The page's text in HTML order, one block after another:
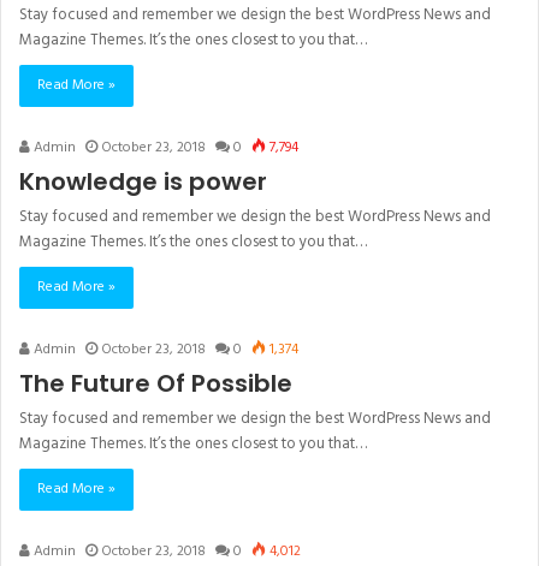
Stay focused and remember we design the best WordPress News and
Magazine Themes. It’s the ones closest to you that…
Read More »
Admin October 23, 2018 0 7,794
Knowledge is power
Stay focused and remember we design the best WordPress News and
Magazine Themes. It’s the ones closest to you that…
Read More »
Admin October 23, 2018 0 1,374
The Future Of Possible
Stay focused and remember we design the best WordPress News and
Magazine Themes. It’s the ones closest to you that…
Read More »
Admin October 23, 2018 0 4,012